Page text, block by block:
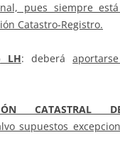
pues siempre
Catastro-Registro.
LH: deberá
CATASTRAL
supuestos